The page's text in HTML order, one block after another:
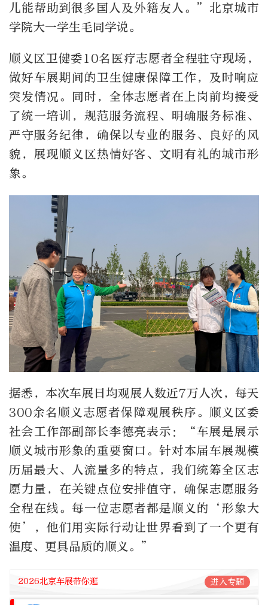
儿能帮助到很多国人及外籍友人。”北京城市
学院大一学生毛同学说。
顺义区卫健委 10名医疗志愿者全程驻守现场，
做好车展期间的卫生健康保障工作，及时响应
突发情况。同时，全体志愿者在上岗前均接受
了统一培训，规范服务流程、明确服务标准、
严守服务纪律，确保以专业的服务、良好的风
貌，展现顺义区热情好客、文明有礼的城市形
象。
据悉，本次车展日均观展人数近7万人次，每天
300余名顺义志愿者保障观展秩序。顺义区委
社会工作部副部长李德亮表示：
“车展是展示
顺义城市形象的重要窗口。针对本届车展规模
历届最大、人流量多的特点，我们统筹全区志
愿力量，在关键点位安排值守，确保志愿服务
全程在线。每一位志愿者都是顺义的
‘ 形象大
使 ’
，他们用实际行动让世界看到了一个更有
温度、更具品质的顺义。 ”
2026北京车展带你逛 进入专题